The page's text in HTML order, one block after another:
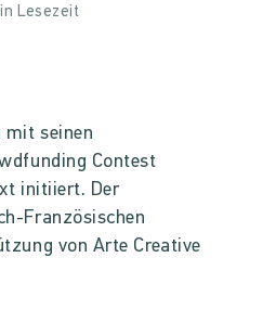
Lesezeit
mit seinen
Contest
initiiert. Der
Französischen
von Arte Creative